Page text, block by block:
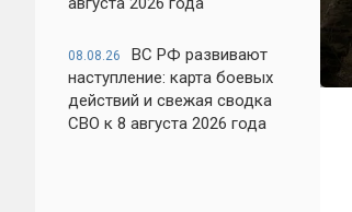
08.08.26
ВС РФ развивают
наступление: карта боевых
действий и свежая сводка
СВО к 8 августа 2026 года